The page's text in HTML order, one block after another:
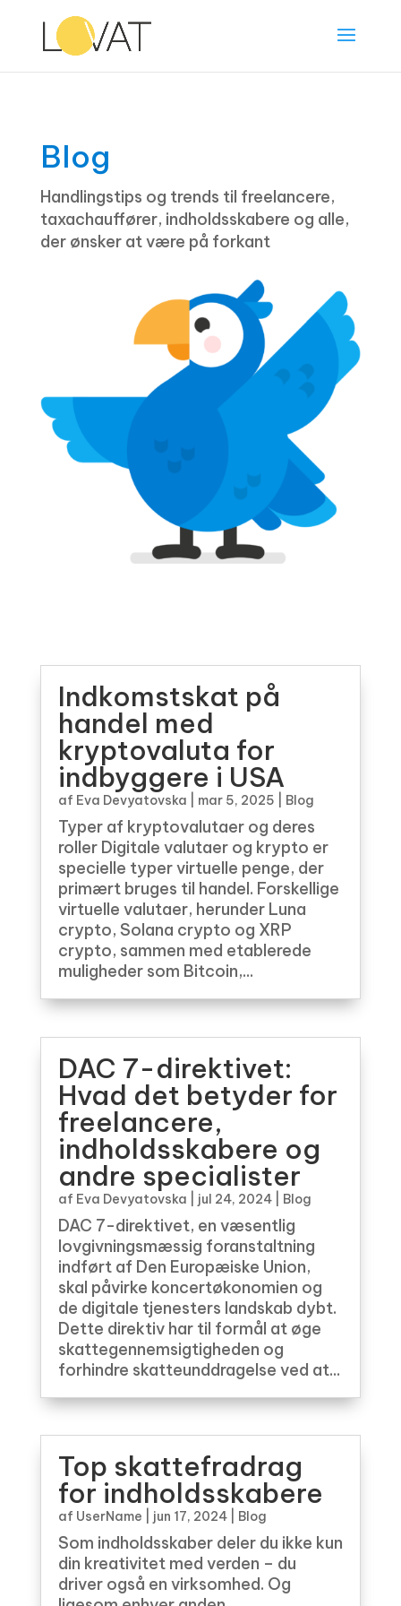
Blog
Handlingstips og trends til freelancere,
taxachauffører, indholdsskabere og alle,
der ønsker at være på forkant
Indkomstskat på
handel med
kryptovaluta for
indbyggere i USA
af Eva Devyatovska mar 5, 2025 Blog
Typer af kryptovalutaer og deres
roller Digitale valutaer og krypto er
specielle typer virtuelle penge, der
primært bruges til handel. Forskellige
virtuelle valutaer, herunder Luna
crypto, Solana crypto og XRP
crypto, sammen med etablerede
muligheder som Bitcoin,...
DAC 7-direktivet:
Hvad det betyder for
freelancere,
indholdsskabere og
andre specialister
af Eva Devyatovska jul 24, 2024| Blog
DAC 7-direktivet, en væsentlig
lovgivningsmæssig foranstaltning
indført af Den Europæiske Union,
skal påvirke koncertøkonomien og
de digitale tjenesters landskab dybt.
Dette direktiv har til formål at øge
skattegennemsigtigheden og
forhindre skatteunddragelse ved at...
Top skattefradrag
for indholdsskabere
af UserName jun 17, 2024| Blog
Som indholdsskaber deler du ikke kun
din kreativitet med verden – du
driver også en virksomhed. Og